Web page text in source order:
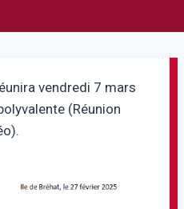
vendredi 7 mars
(Réunion